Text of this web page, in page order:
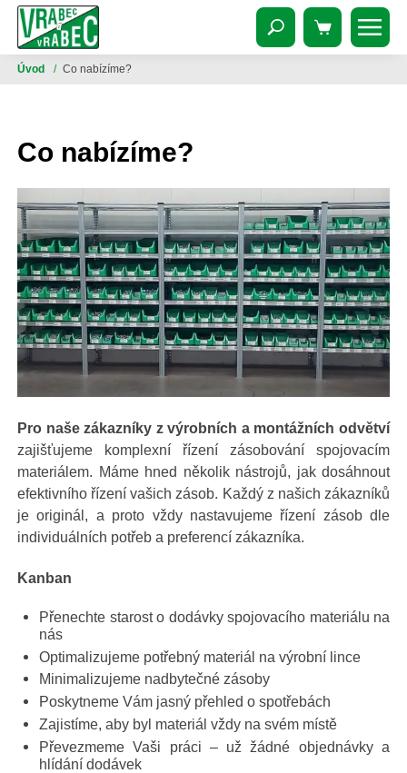
Úvod / Co nabízíme?
Co nabízíme?
Pro naše zákazníky z výrobních a montážních odvětví
zajišťujeme komplexní řízení zásobování spojovacím
materiálem. Máme hned několik nástrojů, jak dosáhnout
efektivního řízení vašich zásob. Každý z našich zákazníků
je originál, a proto vždy nastavujeme řízení zásob dle
individuálních potřeb a preferencí zákazníka.
Kanban
Přenechte starost o dodávky spojovacího materiálu na
nás
Optimalizujeme potřebný materiál na výrobní lince
Minimalizujeme nadbytečné zásoby
Poskytneme Vám jasný přehled o spotřebách
Zajistíme, aby byl materiál vždy na svém místě
Převezmeme Vaši práci – už žádné objednávky a
hlídání dodávek